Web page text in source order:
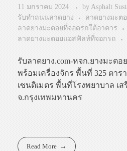
11 มกราคม 2024 byAsphalt
รับทำถนนลาดยาง
ลาดยางมะต
ลาดยางมะตอยที่จอดรถใต้อาคาร
ลาดยางมะตอยแอสฟัลท์ที่จอกรถ
รับลาดยาง.com-หจก.ยางมะต
พร้อมเครื่องจักร พื้นที่ 325 ตาร
เซนติเมตร พื้นที่โรงพยาบาล เ
จ.กรุงเทพมหานคร
Read More